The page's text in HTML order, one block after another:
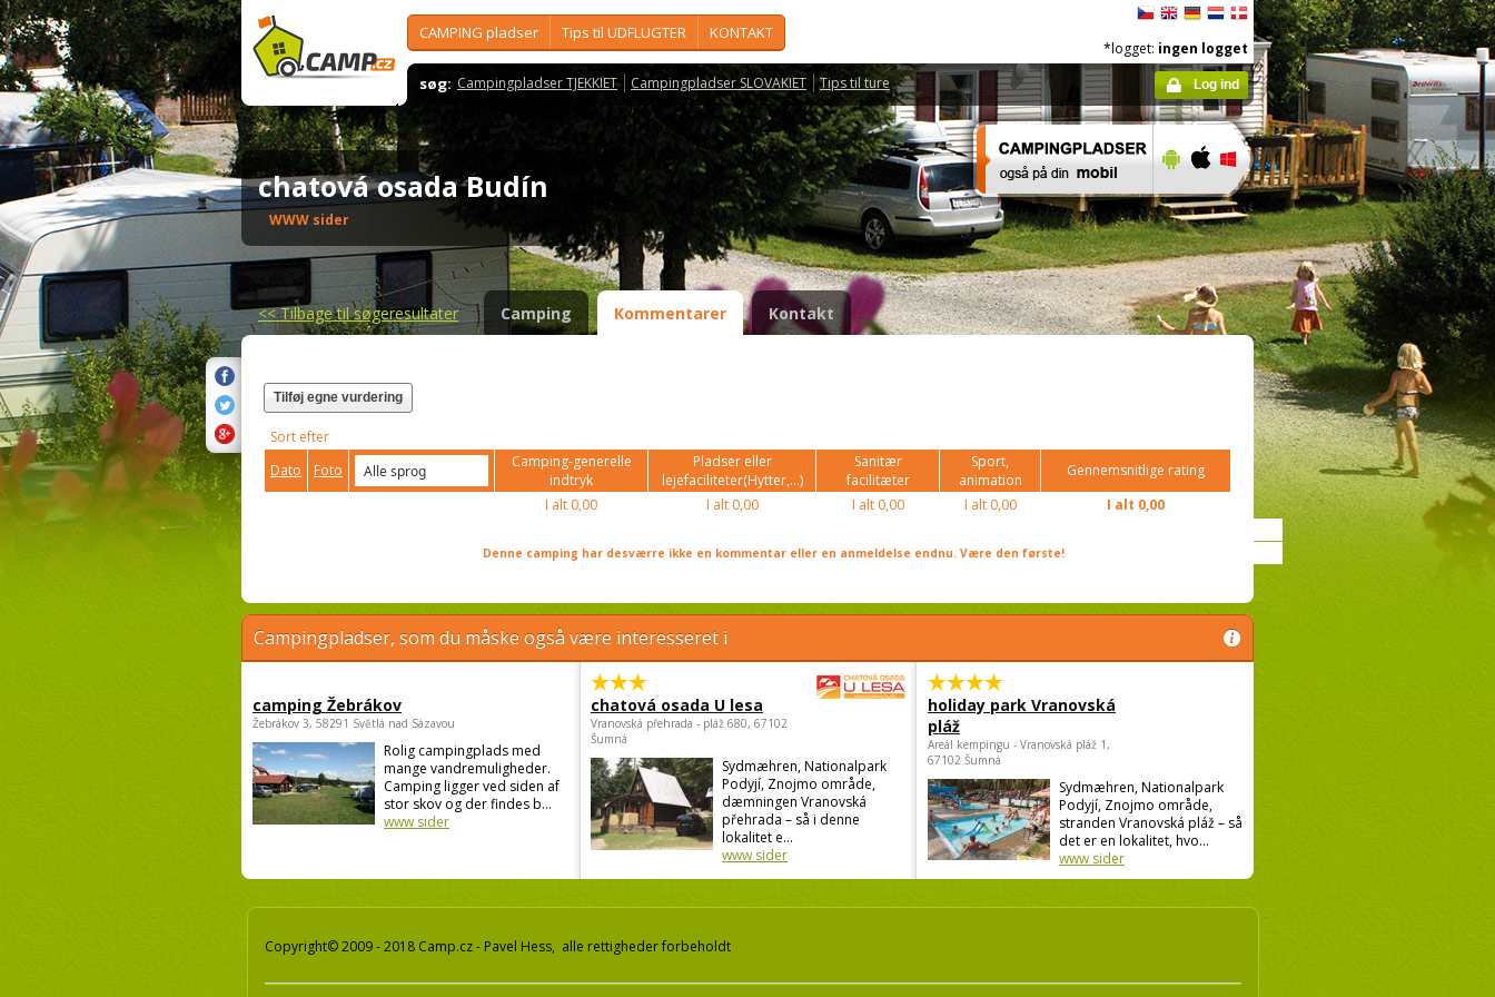
CAMPING pladser Tips til UDFLUGTER KONTAKT
søg: Campingpladser TJEKKIET Campingpladser SLOVAKIET Tips til ture
*logget: ingen logget
Log ind
chatová osada Budín
WWW sider
<<Tilbage til søgeresultater Camping Kommentarer Kontakt
Tilføj egne vurdering
Sort efter
Dato
Foto
Camping-generelle
indtryk
Pladser eller
lejefaciliteter(Hytter,...)
Sanitær
facilitæter
Sport,
animation
Gennemsnitlige rating
I alt 0,00 I alt0,00 I alt0,00 I alt0,00 I alt 0,00
Denne camping har desværre ikke en kommentar eller en anmeldelse endnu. Være den første!
Campingpladser, som du måske også være interesseret i
camping Žebrákov
Žebrákov 3, 58291 Světlá nad Sázavou
Rolig campingplads med
mange vandremuligheder.
Camping ligger ved siden af
stor skov og der findes b...
www sider
chatová osada U lesa
Vranovská přehrada - pláž 680, 67102
Šumná
Sydmæhren, Nationalpark
Podyjí, Znojmo område,
dæmningen Vranovská
přehrada – så i denne
lokalitet e...
www sider
holiday park Vranovská
pláž
Areál kempingu - Vranovská pláž 1,
67102 Šumná
Sydmæhren, Nationalpark
Podyjí, Znojmo område,
stranden Vranovská pláž – så
det er en lokalitet, hvo...
www sider
Copyright© 2009 - 2018 Camp.cz - Pavel Hess, alle rettigheder forbeholdt